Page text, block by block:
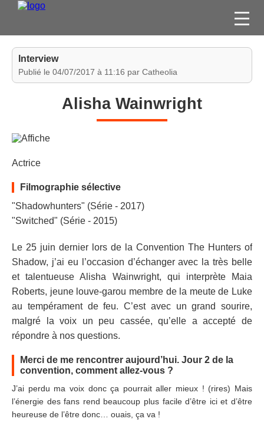
FILMS
JEUX VIDÉO
Interview
Publié le 04/07/2017 à 11:16 par Catheolia
Alisha Wainwright
Actrice
Filmographie sélective
"Shadowhunters" (Série - 2017)
"Switched" (Série - 2015)
Le 25 juin dernier lors de la Convention The Hunters of
Shadow, j’ai eu l’occasion d’échanger avec la très belle
et talentueuse Alisha Wainwright, qui interprète Maia
Roberts, jeune louve-garou membre de la meute de Luke
au tempérament de feu. C’est avec un grand sourire,
malgré la voix un peu cassée, qu’elle a accepté de
répondre à nos questions.
Merci de me rencontrer aujourd’hui. Jour 2 de la
convention, comment allez-vous ?
J’ai perdu ma voix donc ça pourrait aller mieux ! (rires) Mais
l’énergie des fans rend beaucoup plus facile d’être ici et d’être
heureuse de l’être donc… ouais, ça va !